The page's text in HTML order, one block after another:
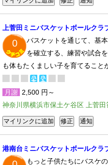
上菅田ミニバスケットボールクラ
0
バスケットを通じて、基
を確立する、練習や試合
も体もたくましい子を育てること
月謝 2,500 円～
神奈川県横浜市保土ケ谷区 上菅
港南台ミニバスケットボールクラ
もっと子供たちにバスケ